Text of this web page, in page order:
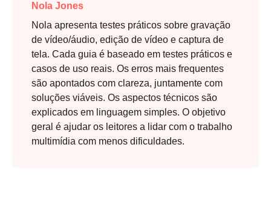
Nola Jones
Nola apresenta testes práticos sobre gravação
de vídeo/áudio, edição de vídeo e captura de
tela. Cada guia é baseado em testes práticos e
casos de uso reais. Os erros mais frequentes
são apontados com clareza, juntamente com
soluções viáveis. Os aspectos técnicos são
explicados em linguagem simples. O objetivo
geral é ajudar os leitores a lidar com o trabalho
multimídia com menos dificuldades.